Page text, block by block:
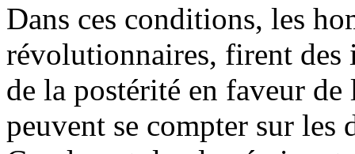
Dans ces conditions, les
révolutionnaires, firent des
de la postérité en faveur
peuvent se compter sur les